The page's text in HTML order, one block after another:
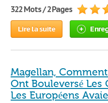
322 Mots / 2 Pages
Lire la suite
Magellan,
Ont Bouleversé Les
Les Européens